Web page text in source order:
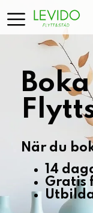
Boka
När du
14
Gratis